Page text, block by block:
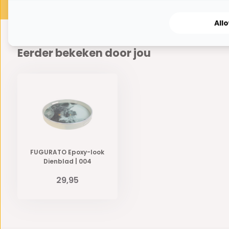
Eerder bekeken door jou
FUGURATO Epoxy-look
Dienblad | 004
29,95